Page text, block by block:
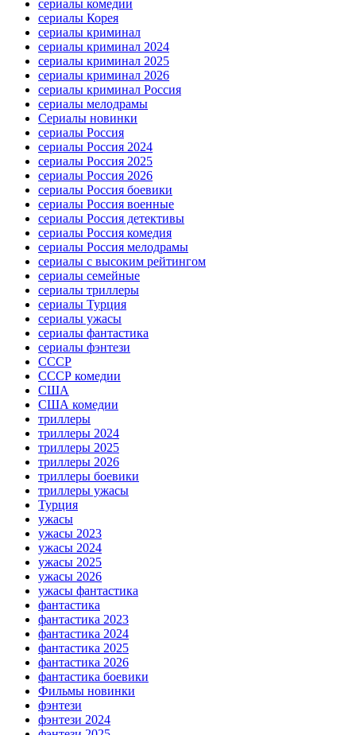
сериалы комедии
сериалы Корея
сериалы криминал
сериалы криминал 2024
сериалы криминал 2025
сериалы криминал 2026
сериалы криминал Россия
сериалы мелодрамы
Сериалы новинки
сериалы Россия
сериалы Россия 2024
сериалы Россия 2025
сериалы Россия 2026
сериалы Россия боевики
сериалы Россия военные
сериалы Россия детективы
сериалы Россия комедия
сериалы Россия мелодрамы
сериалы с высоким рейтингом
сериалы семейные
сериалы триллеры
сериалы Турция
сериалы ужасы
сериалы фантастика
сериалы фэнтези
СССР
СССР комедии
США
США комедии
триллеры
триллеры 2024
триллеры 2025
триллеры 2026
триллеры боевики
триллеры ужасы
Турция
ужасы
ужасы 2023
ужасы 2024
ужасы 2025
ужасы 2026
ужасы фантастика
фантастика
фантастика 2023
фантастика 2024
фантастика 2025
фантастика 2026
фантастика боевики
Фильмы новинки
фэнтези
фэнтези 2024